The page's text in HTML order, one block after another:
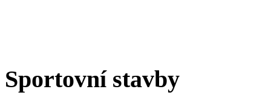
Sportovní stavby